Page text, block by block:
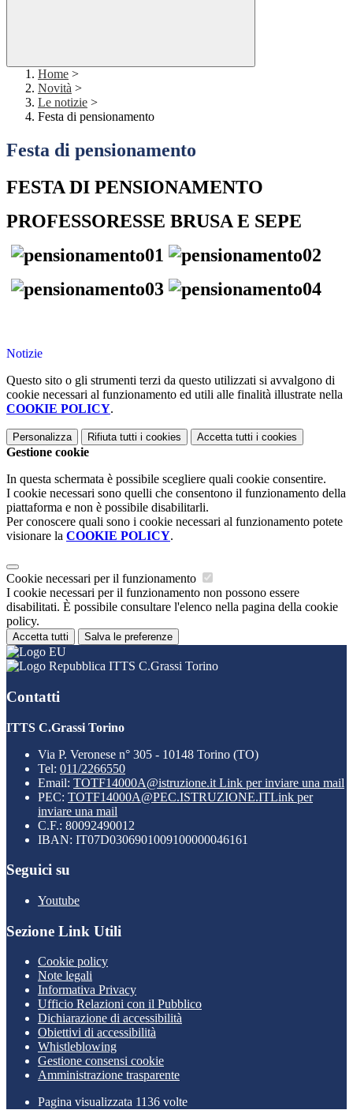
Home >
Novità >
Le notizie >
Festa di pensionamento
Festa di pensionamento
FESTA DI PENSIONAMENTO
PROFESSORESSE BRUSA E SEPE
Notizie
Questo sito o gli strumenti terzi da questo utilizzati si avvalgono di
cookie necessari al funzionamento ed utili alle finalità illustrate nella
COOKIE POLICY.
Personalizza Rifiuta tutti i cookies Accetta tutti i cookies
Gestione cookie
In questa schermata è possibile scegliere quali cookie consentire.
I cookie necessari sono quelli che consentono il funzionamento della
piattaforma e non è possibile disabilitarli.
Per conoscere quali sono i cookie necessari al funzionamento potete
visionare la COOKIE POLICY.
Cookie necessari per il funzionamento
I cookie necessari per il funzionamento non possono essere
disabilitati. È possibile consultare l'elenco nella pagina della cookie
policy.
Accetta tutti Salva le preferenze
ITTS C.Grassi Torino
Contatti
ITTS C.Grassi Torino
Via P. Veronese n° 305 - 10148 Torino (TO)
Tel: 011/2266550
Email: TOTF14000A@istruzione.it Link per inviare una mail
PEC: TOTF14000A@PEC.ISTRUZIONE.ITLink per
inviare una mail
C.F.: 80092490012
IBAN: IT07D0306901009100000046161
Seguici su
Youtube
Sezione Link Utili
Cookie policy
Note legali
Informativa Privacy
Ufficio Relazioni con il Pubblico
Dichiarazione di accessibilità
Obiettivi di accessibilità
Whistleblowing
Gestione consensi cookie
Amministrazione trasparente
Pagina visualizzata 1136 volte